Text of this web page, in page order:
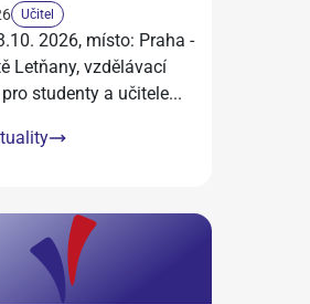
Učitel
2026, místo: Praha -
Letňany, vzdělávací
studenty a učitele...